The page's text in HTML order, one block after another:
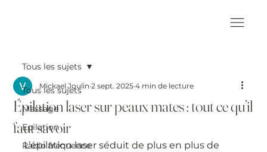
Tous les sujets
Massage
Epilation
Radio fréquence
Tous les sujets
Épilation laser sur peaux mates : tout ce qu’il
faut savoir
Mickael Joulin 2 sept. 2025 4 min de lecture
L’épilation laser séduit de plus en plus de